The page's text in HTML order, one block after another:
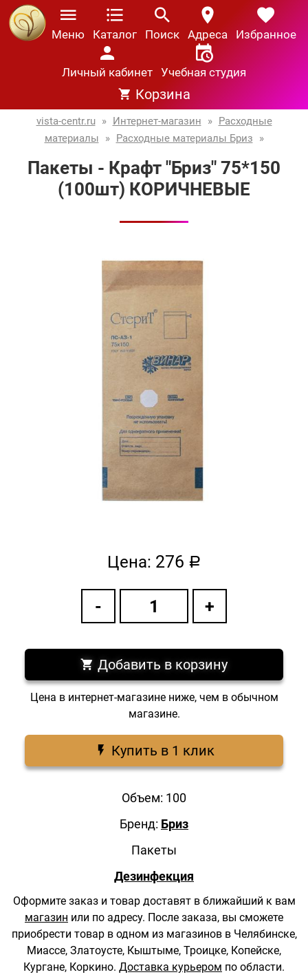
Меню Каталог Поиск Адреса Избранное
Личный кабинет Учебная студия
Корзина
vista-centr.ru » Интернет-магазин » Расходные
материалы
» Расходные материалы Бриз »
Пакеты - Крафт "Бриз" 75*150
(100шт) КОРИЧНЕВЫЕ
Цена: 276 a
Добавить в корзину
Цена в интернет-магазине ниже, чем в обычном
магазине.
Купить в 1 клик
Объем: 100
Бренд: Бриз
Пакеты
Дезинфекция
Оформите заказ и товар доставят в ближайший к вам
магазин или по адресу. После заказа, вы сможете
приобрести товар в одном из магазинов в Челябинске,
Миассе, Златоусте, Кыштыме, Троицке, Копейске,
Кургане, Коркино. Доставка курьером по области.